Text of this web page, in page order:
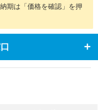
期は「価格を確認」を押